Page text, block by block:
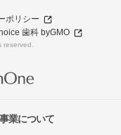
ポリシー
歯科 byGMO
業について